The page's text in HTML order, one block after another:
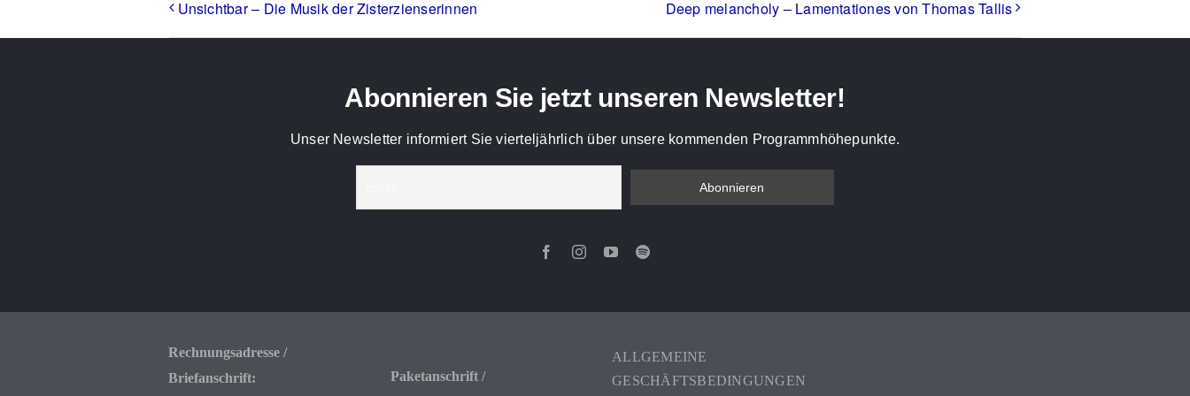
Unsichtbar – Die Musik der Zisterzienserinnen Deep melancholy – Lamentationes von Thomas Tallis
Abonnieren Sie jetzt unseren Newsletter!
Unser Newsletter informiert Sie vierteljährlich über unsere kommenden Programmhöhepunkte.
Rechnungsadresse /
Briefanschrift:
Paketanschrift /
ALLGEMEINE
GESCHÄFTSBEDINGUNGEN